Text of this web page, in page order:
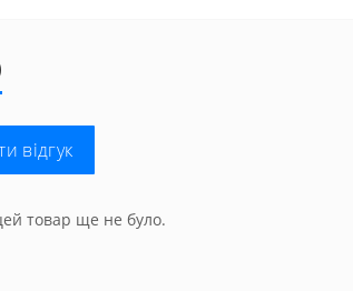
відгук
товар ще не було.